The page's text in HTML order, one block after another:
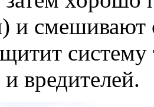
и смешивают
вредителей.